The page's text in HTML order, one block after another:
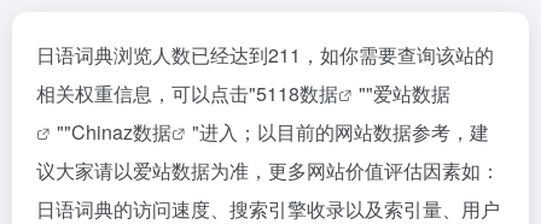
日语词典浏览人数已经达到211，如你需要查询该站的
相关权重信息，可以点击"5118数据 ""爱站数据
""Chinaz数据
"进入；以目前的网站数据参考，建
议大家请以爱站数据为准，更多网站价值评估因素如：
日语词典的访问速度、搜索引擎收录以及索引量、用户